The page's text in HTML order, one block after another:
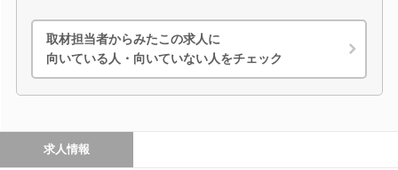
取材担当者からみたこの求人に
向いている人・向いていない人をチェック
求人情報